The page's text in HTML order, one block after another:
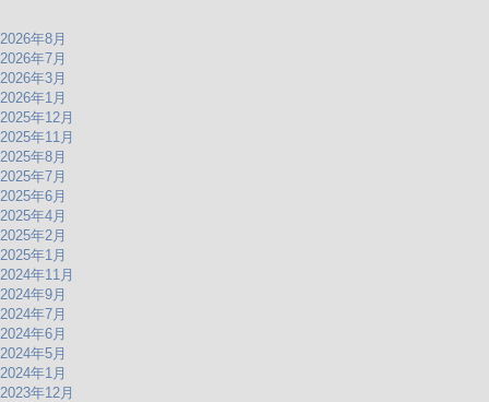
2026年8月
2026年7月
2026年3月
2026年1月
2025年12月
2025年11月
2025年8月
2025年7月
2025年6月
2025年4月
2025年2月
2025年1月
2024年11月
2024年9月
2024年7月
2024年6月
2024年5月
2024年1月
2023年12月